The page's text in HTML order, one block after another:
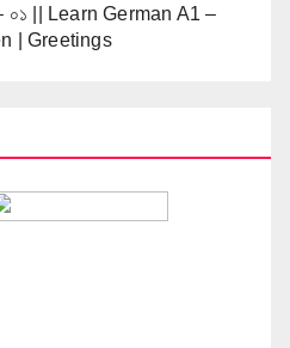
– ০১ || Learn German A1 –
| Greetings